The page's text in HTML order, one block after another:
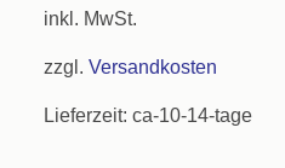
inkl. MwSt.
zzgl.Versandkosten
Lieferzeit:ca-10-14-tage